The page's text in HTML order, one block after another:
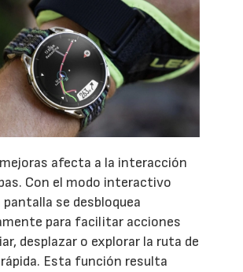
afecta a la interacción
Con el modo interactivo
se desbloquea
para facilitar acciones
desplazar o explorar la ruta de
Esta función resulta